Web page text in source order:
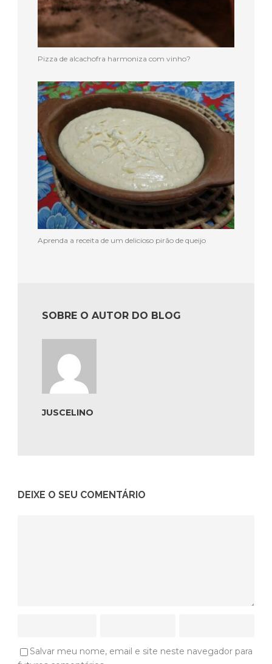
Pizza de alcachofra harmoniza com vinho?
Aprenda a receita de um delicioso pirão de queijo
SOBRE O AUTOR DO BLOG
JUSCELINO
DEIXE O SEU COMENTÁRIO
Salvar meu nome, email e site neste navegador para